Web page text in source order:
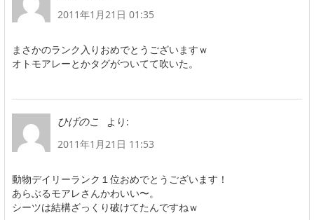
2011年1月21日 01:35
まさかのランク入りおめでとうございますｗ
オトモアレーとかタグがついてて吹いた。
ひげのこ
より:
2011年1月21日 11:53
動物デイリーランク１位おめでとうございます！
あらぶるモアレさんかわいい〜。
シーツは結構ざっくり破けてたんですねｗ